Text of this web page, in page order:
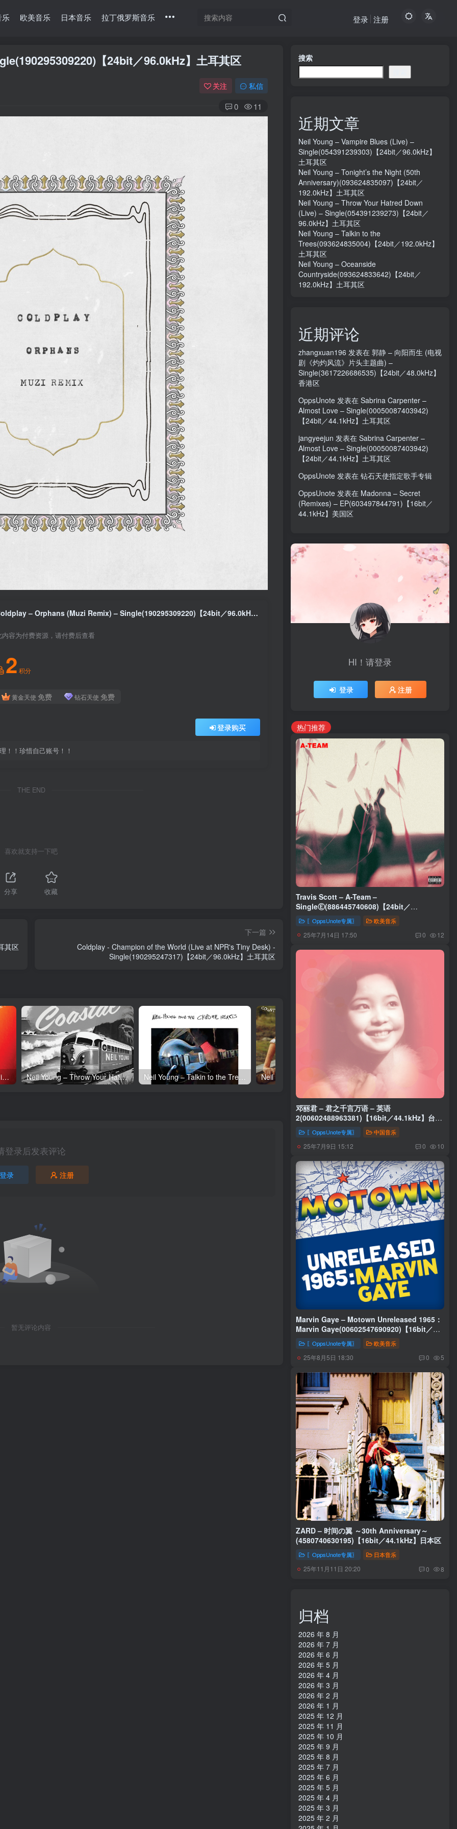
乐 欧美音乐 日本音乐 拉丁俄罗斯音乐 登录 注册
【24bit／96.0kHz】土耳其区
关注 私信
0 11
Coldplay – Orphans (Muzi Remix) – Single(190295309220)【24bit／96.0kHz】土耳其区
内容为付费资源，请付费后查看
2 积分
黄金天使 免费 钻石天使 免费
登录购买
！！珍惜自己账号！！
THE END
喜欢就支持一下吧
分享 收藏
其区
下一篇
Coldplay - Champion of the World (Live at NPR's Tiny Desk) -
Single(190295247317)【24bit／96.0kHz】土耳其区
Neil Young – Tonight’s the Night (50th Anniversary)(093624835097)【24bit／192.0kHz】土耳其区 Neil Young – Throw Your Hatred Down (Live) – Single(054391239273)【24bit／96.0kHz】土耳其区 Neil Young – Talkin to the Trees(093624835004)【24bit／192.0kHz】土耳其区 Neil Young – Oceanside Countryside(093624833642)【24bit／192.0kHz】土耳其区
登录后发表评论
登录 注册
暂无评论内容
搜索
近期文章
Neil Young – Vampire Blues (Live) –
Single(054391239303)【24bit／96.0kHz】
土耳其区
Neil Young – Tonight’s the Night (50th
Anniversary)(093624835097)【24bit／
192.0kHz】土耳其区
Neil Young – Throw Your Hatred Down
(Live) – Single(054391239273)【24bit／
96.0kHz】土耳其区
Neil Young – Talkin to the
Trees(093624835004)【24bit／192.0kHz】
土耳其区
Neil Young – Oceanside
Countryside(093624833642)【24bit／
192.0kHz】土耳其区
近期评论
zhangxuan196 发表在 郭静 – 向阳而生 (电视
剧《灼灼风流》片头主题曲) –
Single(3617226686535)【24bit／48.0kHz】
香港区
OppsUnote 发表在 Sabrina Carpenter –
Almost Love – Single(00050087403942)
【24bit／44.1kHz】土耳其区
jangyeejun 发表在 Sabrina Carpenter –
Almost Love – Single(00050087403942)
【24bit／44.1kHz】土耳其区
OppsUnote 发表在 钻石天使指定歌手专辑
OppsUnote 发表在 Madonna – Secret
(Remixes) – EP(603497844791)【16bit／
44.1kHz】美国区
HI！请登录
登录 注册
热门推荐
Travis Scott – A-Team –
SingleⒺ(886445740608)【24bit／
44.1kHz】土耳其区
〖OppsUnote专属〗 欧美音乐
25年7月14日 17:50 0 12
邓丽君 – 君之千言万语 – 英语
2(00602488963381)【16bit／44.1kHz】台湾
区
〖OppsUnote专属〗 中国音乐
25年7月9日 15:12 0 10
Marvin Gaye – Motown Unreleased 1965：
Marvin Gaye(00602547690920)【16bit／
44.1kHz】美国区
〖OppsUnote专属〗 欧美音乐
25年8月5日 18:30 0 5
ZARD – 时间の翼 ～30th Anniversary～
(4580740630195)【16bit／44.1kHz】日本区
〖OppsUnote专属〗 日本音乐
25年11月11日 20:20 0 8
归档
2026 年 8 月
2026 年 7 月
2026 年 6 月
2026 年 5 月
2026 年 4 月
2026 年 3 月
2026 年 2 月
2026 年 1 月
2025 年 12 月
2025 年 11 月
2025 年 10 月
2025 年 9 月
2025 年 8 月
2025 年 7 月
2025 年 6 月
2025 年 5 月
2025 年 4 月
2025 年 3 月
2025 年 2 月